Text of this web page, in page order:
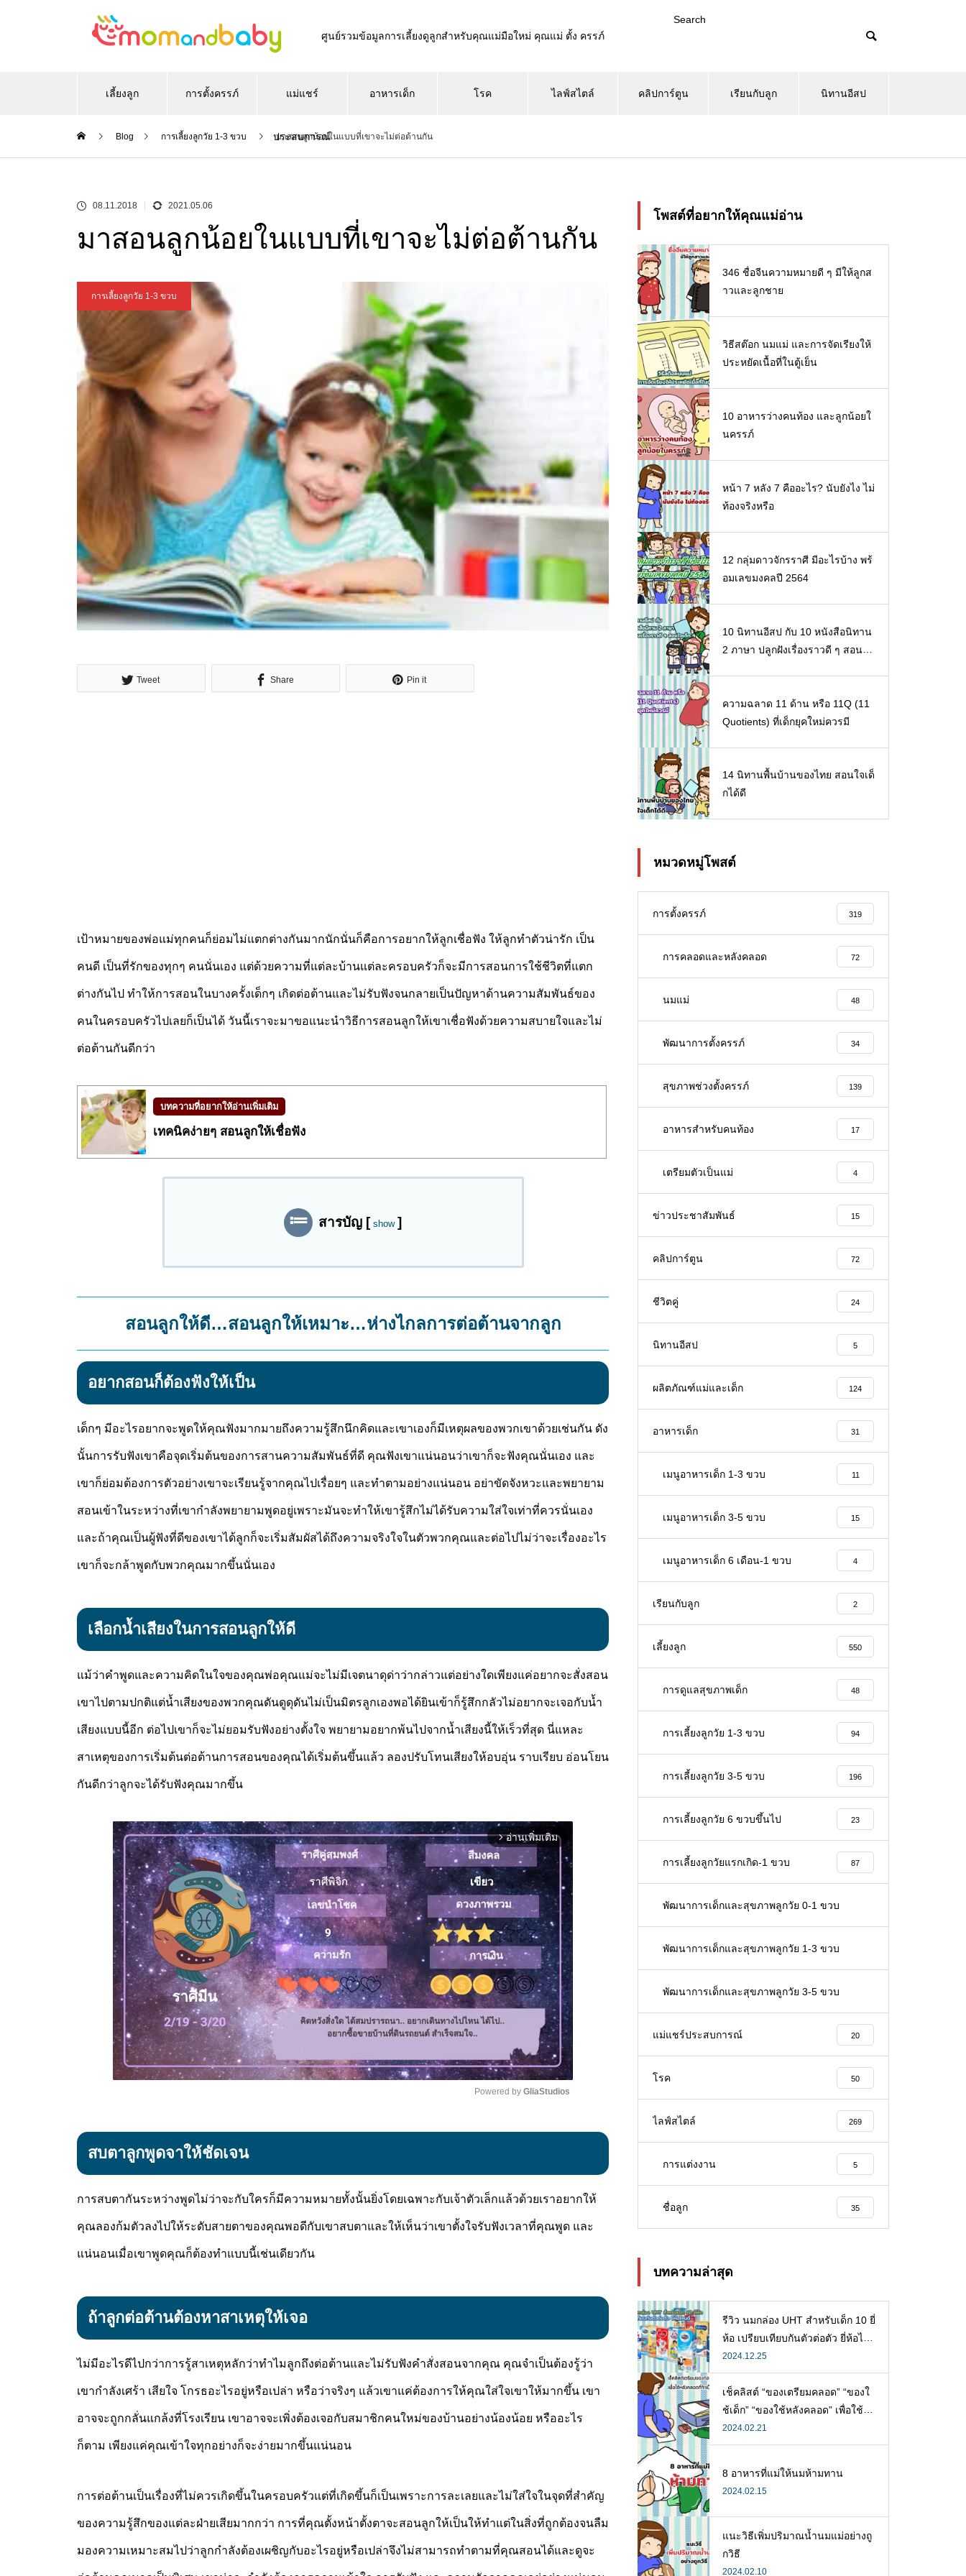
ศูนย์รวมข้อมูลการเลี้ยงดูลูกสำหรับคุณแม่มือใหม่ คุณแม่ ตั้ง ครรภ์
Search
เลี้ยงลูก การตั้งครรภ์ แม่แชร์
ประสบการณ์
อาหารเด็ก โรค ไลฟ์สไตล์ คลิปการ์ตูน เรียนกับลูก นิทานอีสป
Blog การเลี้ยงลูกวัย 1-3 ขวบ มาสอนลูกน้อยในแบบที่เขาจะไม่ต่อต้านกัน
08.11.2018 2021.05.06
มาสอนลูกน้อยในแบบที่เขาจะไม่ต่อต้านกัน
การเลี้ยงลูกวัย 1-3 ขวบ
Tweet Share Pin it
เป้าหมายของพ่อแม่ทุกคนก็ย่อมไม่แตกต่างกันมากนักนั่นก็คือการอยากให้ลูกเชื่อฟัง ให้ลูกทำตัวน่ารัก เป็น
คนดี เป็นที่รักของทุกๆ คนนั่นเอง แต่ด้วยความที่แต่ละบ้านแต่ละครอบครัวก็จะมีการสอนการใช้ชีวิตที่แตก
ต่างกันไป ทำให้การสอนในบางครั้งเด็กๆ เกิดต่อต้านและไม่รับฟังจนกลายเป็นปัญหาด้านความสัมพันธ์ของ
คนในครอบครัวไปเลยก็เป็นได้ วันนี้เราจะมาขอแนะนำวิธีการสอนลูกให้เขาเชื่อฟังด้วยความสบายใจและไม่
ต่อต้านกันดีกว่า
บทความที่อยากให้อ่านเพิ่มเติม
เทคนิคง่ายๆ สอนลูกให้เชื่อฟัง
สารบัญ [ show ]
สอนลูกให้ดี…สอนลูกให้เหมาะ…ห่างไกลการต่อต้านจากลูก
อยากสอนก็ต้องฟังให้เป็น
เด็กๆ มีอะไรอยากจะพูดให้คุณฟังมากมายถึงความรู้สึกนึกคิดและเขาเองก็มีเหตุผลของพวกเขาด้วยเช่นกัน ดัง
นั้นการรับฟังเขาคือจุดเริ่มต้นของการสานความสัมพันธ์ที่ดี คุณฟังเขาแน่นอนว่าเขาก็จะฟังคุณนั่นเอง และ
เขาก็ย่อมต้องการตัวอย่างเขาจะเรียนรู้จากคุณไปเรื่อยๆ และทำตามอย่างแน่นอน อย่าขัดจังหวะและพยายาม
สอนเข้าในระหว่างที่เขากำลังพยายามพูดอยู่เพราะมันจะทำให้เขารู้สึกไม่ได้รับความใส่ใจเท่าที่ควรนั่นเอง
และถ้าคุณเป็นผู้ฟังที่ดีของเขาได้ลูกก็จะเริ่มสัมผัสได้ถึงความจริงใจในตัวพวกคุณและต่อไปไม่ว่าจะเรื่องอะไร
เขาก็จะกล้าพูดกับพวกคุณมากขึ้นนั่นเอง
เลือกน้ำเสียงในการสอนลูกให้ดี
แม้ว่าคำพูดและความคิดในใจของคุณพ่อคุณแม่จะไม่มีเจตนาดุด่าว่ากล่าวแต่อย่างใดเพียงแค่อยากจะสั่งสอน
เขาไปตามปกติแต่น้ำเสียงของพวกคุณดันดูดุดันไม่เป็นมิตรลูกเองพอได้ยินเข้าก็รู้สึกกลัวไม่อยากจะเจอกับน้ำ
เสียงแบบนี้อีก ต่อไปเขาก็จะไม่ยอมรับฟังอย่างตั้งใจ พยายามอยากพ้นไปจากน้ำเสียงนี้ให้เร็วที่สุด นี่แหละ
สาเหตุของการเริ่มต้นต่อต้านการสอนของคุณได้เริ่มต้นขึ้นแล้ว ลองปรับโทนเสียงให้อบอุ่น ราบเรียบ อ่อนโยน
กันดีกว่าลูกจะได้รับฟังคุณมากขึ้น
arrow_forward_ios อ่านเพิ่มเติม
Mute
Powered by GliaStudios
สบตาลูกพูดจาให้ชัดเจน
การสบตากันระหว่างพูดไม่ว่าจะกับใครก็มีความหมายทั้งนั้นยิ่งโดยเฉพาะกับเจ้าตัวเล็กแล้วด้วยเราอยากให้
คุณลองก้มตัวลงไปให้ระดับสายตาของคุณพอดีกับเขาสบตาและให้เห็นว่าเขาตั้งใจรับฟังเวลาที่คุณพูด และ
แน่นอนเมื่อเขาพูดคุณก็ต้องทำแบบนี้เช่นเดียวกัน
ถ้าลูกต่อต้านต้องหาสาเหตุให้เจอ
ไม่มีอะไรดีไปกว่าการรู้สาเหตุหลักว่าทำไมลูกถึงต่อต้านและไม่รับฟังคำสั่งสอนจากคุณ คุณจำเป็นต้องรู้ว่า
เขากำลังเศร้า เสียใจ โกรธอะไรอยู่หรือเปล่า หรือว่าจริงๆ แล้วเขาแค่ต้องการให้คุณใส่ใจเขาให้มากขึ้น เขา
อาจจะถูกกลั่นแกล้งที่โรงเรียน เขาอาจจะเพิ่งต้องเจอกับสมาชิกคนใหม่ของบ้านอย่างน้องน้อย หรืออะไร
ก็ตาม เพียงแค่คุณเข้าใจทุกอย่างก็จะง่ายมากขึ้นแน่นอน
การต่อต้านเป็นเรื่องที่ไม่ควรเกิดขึ้นในครอบครัวแต่ที่เกิดขึ้นก็เป็นเพราะการละเลยและไม่ใส่ใจในจุดที่สำคัญ
ของความรู้สึกของแต่ละฝ่ายเสียมากกว่า การที่คุณตั้งหน้าตั้งตาจะสอนลูกให้เป็นให้ทำแต่ในสิ่งที่ถูกต้องจนลืม
มองความเหมาะสมไปว่าลูกกำลังต้องเผชิญกับอะไรอยู่หรือเปล่าจึงไม่สามารถทำตามที่คุณสอนได้และดูจะ
โพสต์ที่อยากให้คุณแม่อ่าน
346 ชื่อจีนความหมายดี ๆ มีให้ลูกส
าวและลูกชาย
วิธีสต๊อก นมแม่ และการจัดเรียงให้
ประหยัดเนื้อที่ในตู้เย็น
10 อาหารว่างคนท้อง และลูกน้อยใ
นครรภ์
หน้า 7 หลัง 7 คืออะไร? นับยังไง ไม่
ท้องจริงหรือ
12 กลุ่มดาวจักรราศี มีอะไรบ้าง พร้
อมเลขมงคลปี 2564
10 นิทานอีสป กับ 10 หนังสือนิทาน
2 ภาษา ปลูกฝังเรื่องราวดี ๆ สอนใจ
ความฉลาด 11 ด้าน หรือ 11Q (11
Quotients) ที่เด็กยุคใหม่ควรมี
14 นิทานพื้นบ้านของไทย สอนใจเด็
กได้ดี
หมวดหมู่โพสต์
การตั้งครรภ์ 319
การคลอดและหลังคลอด 72
นมแม่ 48
พัฒนาการตั้งครรภ์ 34
สุขภาพช่วงตั้งครรภ์ 139
อาหารสําหรับคนท้อง 17
เตรียมตัวเป็นแม่ 4
ข่าวประชาสัมพันธ์ 15
คลิปการ์ตูน 72
ชีวิตคู่ 24
นิทานอีสป 5
ผลิตภัณฑ์แม่และเด็ก 124
อาหารเด็ก 31
เมนูอาหารเด็ก 1-3 ขวบ 11
เมนูอาหารเด็ก 3-5 ขวบ 15
เมนูอาหารเด็ก 6 เดือน-1 ขวบ 4
เรียนกับลูก 2
เลี้ยงลูก 550
การดูแลสุขภาพเด็ก 48
การเลี้ยงลูกวัย 1-3 ขวบ 94
การเลี้ยงลูกวัย 3-5 ขวบ 196
การเลี้ยงลูกวัย 6 ขวบขึ้นไป 23
การเลี้ยงลูกวัยแรกเกิด-1 ขวบ 87
พัฒนาการเด็กและสุขภาพลูกวัย 0-1 ขวบ
พัฒนาการเด็กและสุขภาพลูกวัย 1-3 ขวบ
พัฒนาการเด็กและสุขภาพลูกวัย 3-5 ขวบ
แม่แชร์ประสบการณ์ 20
โรค 50
ไลฟ์สไตล์ 269
การแต่งงาน 5
ชื่อลูก 35
บทความล่าสุด
รีวิว นมกล่อง UHT สำหรับเด็ก 10 ยี่
ห้อ เปรียบเทียบกันตัวต่อตัว ยี่ห้อไห
นดี พร้อมแนะวิธีการเลือกนมกล่องใ
ห้ลูก
2024.12.25
เช็คลิสต์ “ของเตรียมคลอด” “ของใ
ช้เด็ก” “ของใช้หลังคลอด” เพื่อใช้ห
ลังคลอดที่จำเป็น
2024.02.21
8 อาหารที่แม่ให้นมห้ามทาน
2024.02.15
แนะวิธีเพิ่มปริมาณน้ำนมแม่อย่างถู
กวิธี
2024.02.10